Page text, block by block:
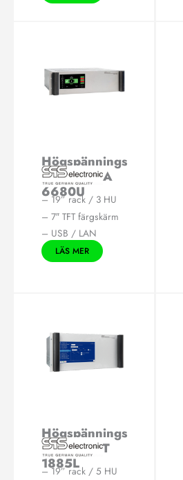
Högspännings
provare HA
6680U
– 19” rack / 3 HU
– 7″ TFT färgskärm
– USB / LAN
LÄS MER
Högspännings
provare KT
1885L
– 19” rack / 5 HU